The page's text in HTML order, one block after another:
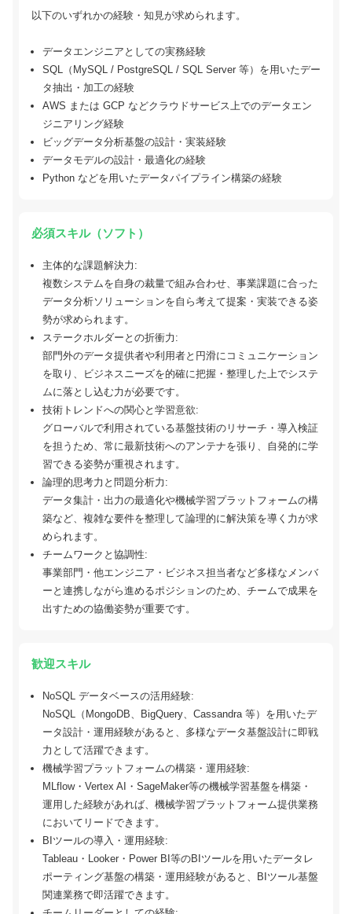
以下のいずれかの経験・知見が求められます。
データエンジニアとしての実務経験
SQL（MySQL / PostgreSQL / SQL Server 等）を用いたデー
タ抽出・加工の経験
AWS または GCP などクラウドサービス上でのデータエン
ジニアリング経験
ビッグデータ分析基盤の設計・実装経験
データモデルの設計・最適化の経験
Python などを用いたデータパイプライン構築の経験
必須スキル（ソフト）
主体的な課題解決力:
複数システムを自身の裁量で組み合わせ、事業課題に合った
データ分析ソリューションを自ら考えて提案・実装できる姿
勢が求められます。
ステークホルダーとの折衝力:
部門外のデータ提供者や利用者と円滑にコミュニケーション
を取り、ビジネスニーズを的確に把握・整理した上でシステ
ムに落とし込む力が必要です。
技術トレンドへの関心と学習意欲:
グローバルで利用されている基盤技術のリサーチ・導入検証
を担うため、常に最新技術へのアンテナを張り、自発的に学
習できる姿勢が重視されます。
論理的思考力と問題分析力:
データ集計・出力の最適化や機械学習プラットフォームの構
築など、複雑な要件を整理して論理的に解決策を導く力が求
められます。
チームワークと協調性:
事業部門・他エンジニア・ビジネス担当者など多様なメンバ
ーと連携しながら進めるポジションのため、チームで成果を
出すための協働姿勢が重要です。
歓迎スキル
NoSQL データベースの活用経験:
NoSQL（MongoDB、BigQuery、Cassandra 等）を用いたデ
ータ設計・運用経験があると、多様なデータ基盤設計に即戦
力として活躍できます。
機械学習プラットフォームの構築・運用経験:
MLflow・Vertex AI・SageMaker等の機械学習基盤を構築・
運用した経験があれば、機械学習プラットフォーム提供業務
においてリードできます。
BIツールの導入・運用経験:
Tableau・Looker・Power BI等のBIツールを用いたデータレ
ポーティング基盤の構築・運用経験があると、BIツール基盤
関連業務で即活躍できます。